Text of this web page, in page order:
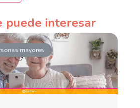
puede interesar
mayores